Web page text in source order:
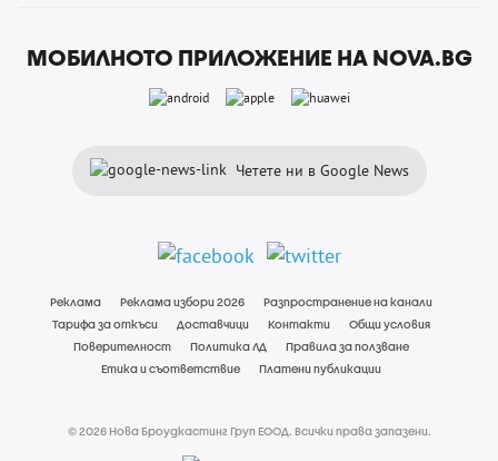
МОБИЛНОТО ПРИЛОЖЕНИЕ НА NOVA.BG
Четете ни в Google News
Реклама Реклама избори 2026
Разпространение на канали
Тарифа за откъси
Доставчици Контакти
Общи условия
Поверителност
Политика ЛД
Правила за ползване
Етика и съответствие
Платени публикации
© 2026 Нова Броудкастинг Груп ЕООД. Всички права запазени.